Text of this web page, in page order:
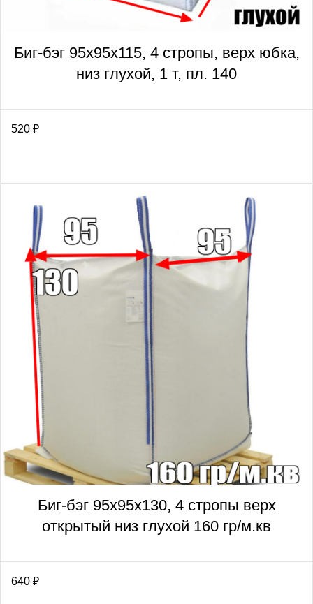
Биг-бэг 95х95х115, 4 стропы, верх юбка,
низ глухой, 1 т, пл. 140
520 ₽
Биг-бэг 95х95х130, 4 стропы верх
открытый низ глухой 160 гр/м.кв
640 ₽